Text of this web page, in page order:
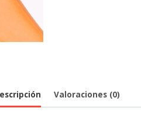
Valoraciones (0)